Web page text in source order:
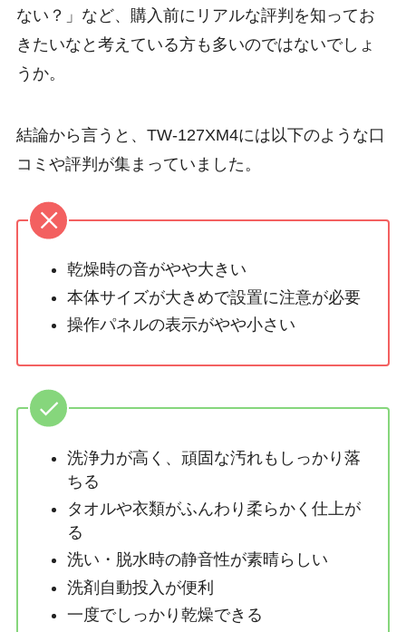
ない？」など、購入前にリアルな評判を知ってお
きたいなと考えている方も多いのではないでしょ
うか。
結論から言うと、TW-127XM4には以下のような口
コミや評判が集まっていました。
乾燥時の音がやや大きい
本体サイズが大きめで設置に注意が必要
操作パネルの表示がやや小さい
洗浄力が高く、頑固な汚れもしっかり落
ちる
タオルや衣類がふんわり柔らかく仕上が
る
洗い・脱水時の静音性が素晴らしい
洗剤自動投入が便利
一度でしっかり乾燥できる